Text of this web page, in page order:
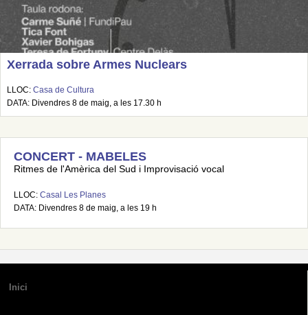
Xerrada sobre Armes Nuclears
LLOC: Casa de Cultura
DATA: Divendres 8 de maig, a les 17.30 h
CONCERT - MABELES
Ritmes de l'Amèrica del Sud i Improvisació vocal
LLOC: Casal Les Planes
DATA: Divendres 8 de maig, a les 19 h
Inici